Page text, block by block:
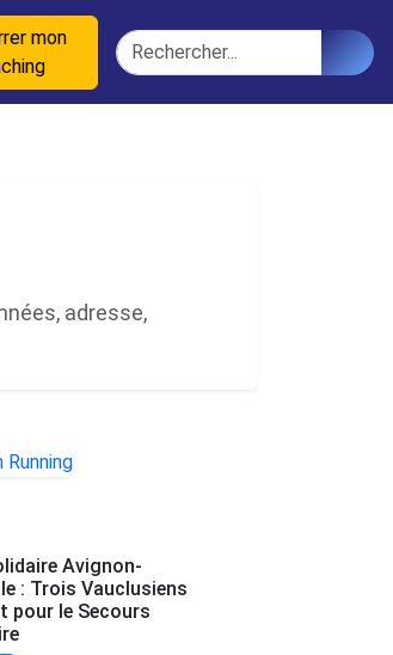
mon
Rechercher
adresse,
Avignon-
: Trois Vauclusiens
pour le Secours